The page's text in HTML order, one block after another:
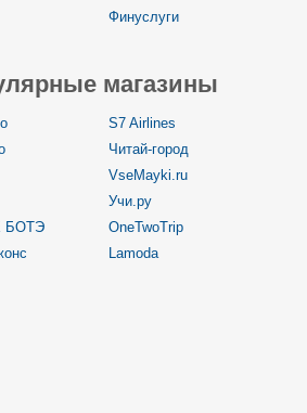
Финуслуги
магазины
S7 Airlines
Читай-город
VseMayki.ru
Учи.ру
БОТЭ
OneTwoTrip
Lamoda